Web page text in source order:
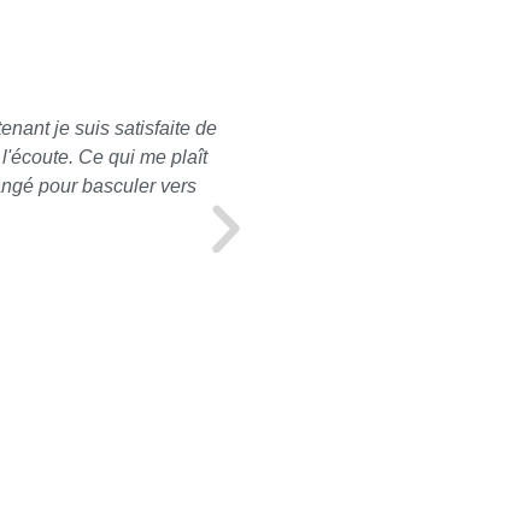
je suis satisfaite de
Ce qui me plaît
pour basculer vers